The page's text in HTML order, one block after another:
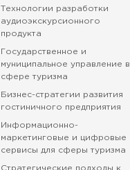
Технологии разработки
аудиоэкскурсионного
продукта
Государственное и
муниципальное управление в
сфере туризма
Бизнес-стратегии развития
гостиничного предприятия
Информационно-
маркетинговые и цифровые
сервисы для сферы туризма
Стратегические подходы к